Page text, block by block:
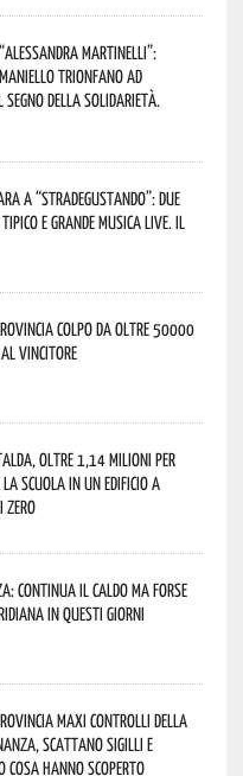
Martinelli”:
trionfano ad
segno della solidarietà.
a “Stradegustando”: due
e grande musica live. Il
colpo da oltre 50000
vincitore
oltre 1,14 milioni per
scuola in un edificio a
zero
continua il caldo ma forse
in questi giorni
maxi controlli della
scattano sigilli e
cosa hanno scoperto